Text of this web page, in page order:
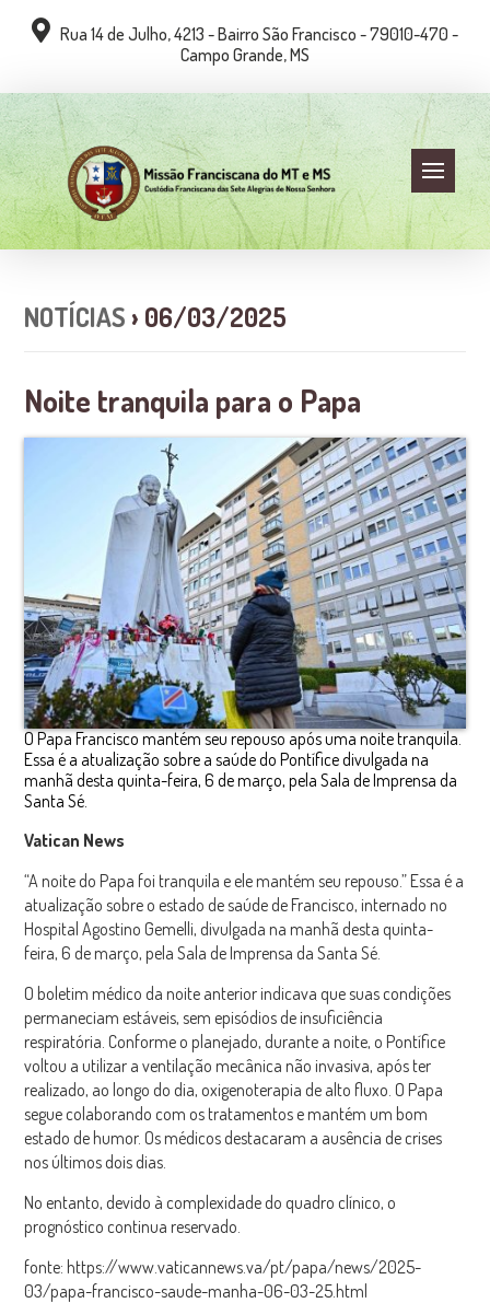
Rua 14 de Julho, 4213 - Bairro São Francisco - 79010-470 -
Campo Grande, MS
NOTÍCIAS › 06/03/2025
Noite tranquila para o Papa
O Papa Francisco mantém seu repouso após uma noite tranquila.
Essa é a atualização sobre a saúde do Pontífice divulgada na
manhã desta quinta-feira, 6 de março, pela Sala de Imprensa da
Santa Sé.
Vatican News
“A noite do Papa foi tranquila e ele mantém seu repouso.” Essa é a
atualização sobre o estado de saúde de Francisco, internado no
Hospital Agostino Gemelli, divulgada na manhã desta quinta-
feira, 6 de março, pela Sala de Imprensa da Santa Sé.
O boletim médico da noite anterior indicava que suas condições
permaneciam estáveis, sem episódios de insuficiência
respiratória. Conforme o planejado, durante a noite, o Pontífice
voltou a utilizar a ventilação mecânica não invasiva, após ter
realizado, ao longo do dia, oxigenoterapia de alto fluxo. O Papa
segue colaborando com os tratamentos e mantém um bom
estado de humor. Os médicos destacaram a ausência de crises
nos últimos dois dias.
No entanto, devido à complexidade do quadro clínico, o
prognóstico continua reservado.
fonte: https://www.vaticannews.va/pt/papa/news/2025-
03/papa-francisco-saude-manha-06-03-25.html